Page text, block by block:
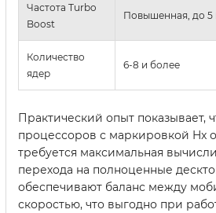
Частота Turbo
Boost
Повышенная, до 5
Количество
ядер
6-8 и более
Практический опыт показывает,
процессоров с маркировкой Hx
требуется максимальная
перехода на полноценные
обеспечивают баланс между
скоростью, что выгодно при